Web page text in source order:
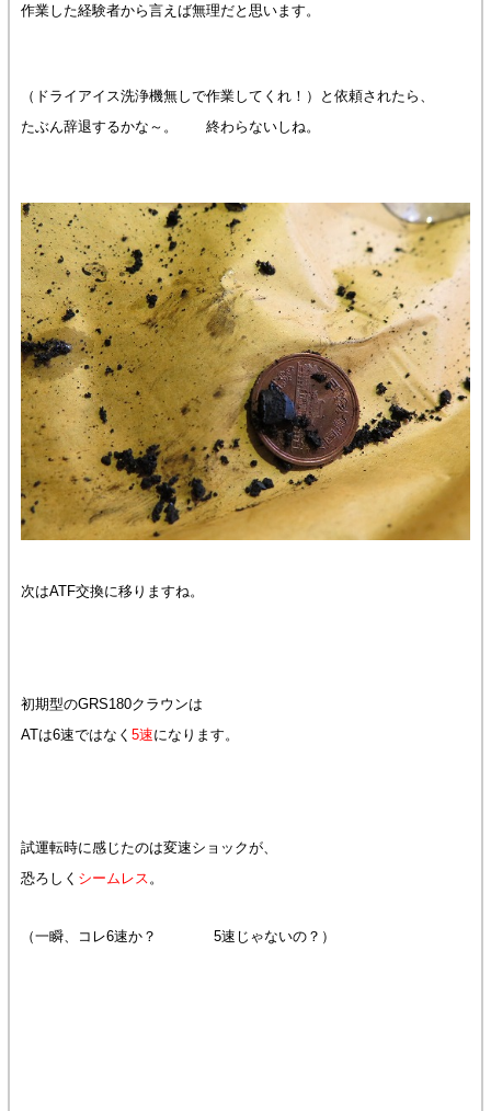
作業した経験者から言えば無理だと思います。
（ドライアイス洗浄機無しで作業してくれ！）と依頼されたら、
たぶん辞退するかな～。 終わらないしね。
次はATF交換に移りますね。
初期型のGRS180クラウンは
ATは6速ではなく 5速になります。
試運転時に感じたのは変速ショックが、
恐ろしく シームレス 。
（一瞬、コレ6速か？ 5速じゃないの？）